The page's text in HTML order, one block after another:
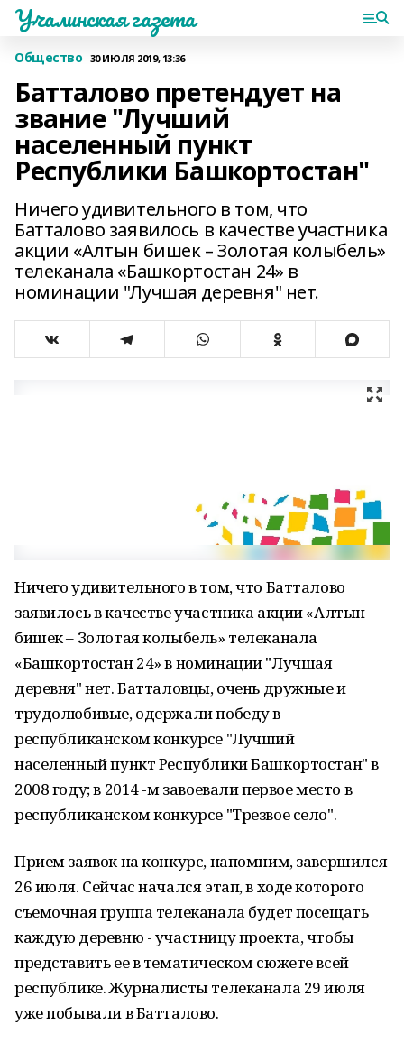
Учалинская газета
Общество 30 ИЮЛЯ 2019, 13:36
Батталово претендует на
звание "Лучший
населенный пункт
Республики Башкортостан"
Ничего удивительного в том, что
Батталово заявилось в качестве участника
акции «Алтын бишек – Золотая колыбель»
телеканала «Башкортостан 24» в
номинации "Лучшая деревня" нет.
Ничего удивительного в том, что Батталово
заявилось в качестве участника акции «Алтын
бишек – Золотая колыбель» телеканала
«Башкортостан 24» в номинации "Лучшая
деревня" нет. Батталовцы, очень дружные и
трудолюбивые, одержали победу в
республиканском конкурсе "Лучший
населенный пункт Республики Башкортостан" в
2008 году; в 2014 -м завоевали первое место в
республиканском конкурсе "Трезвое село".
Прием заявок на конкурс, напомним, завершился
26 июля. Сейчас начался этап, в ходе которого
съемочная группа телеканала будет посещать
каждую деревню - участницу проекта, чтобы
представить ее в тематическом сюжете всей
республике. Журналисты телеканала 29 июля
уже побывали в Батталово.